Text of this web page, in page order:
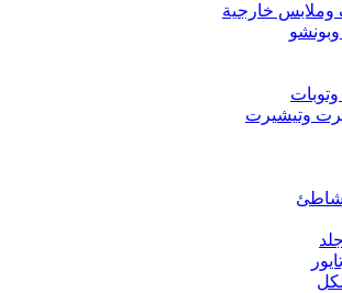
خارجية
وتيشيرت
شاطئ